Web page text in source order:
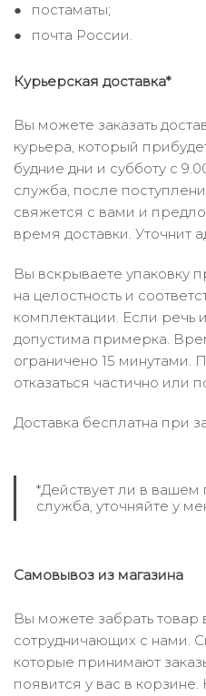
постаматы;
почта России.
Курьерская доставка*
Вы можете заказать
курьера, который
будние дни и субботу с
служба, после
свяжется с вами и
время доставки. Уточнит
Вы вскрываете упаковку
на целостность и
комплектации. Если речь
допустима примерка.
ограничено 15 минутами.
отказаться частично или
Доставка бесплатна при
*Действует ли в вашем
служба, уточняйте у
Самовывоз из магазина
Вы можете забрать товар
сотрудничающих с нами.
которые принимают
появится у вас в корзине.